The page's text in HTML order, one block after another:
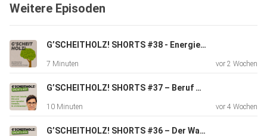
Politik
Interessen.
Auch die Biomassebranche steht im Zentrum solcher
Auseinandersetzungen.
Weitere Episoden
G’SCHEITHOLZ! SHORTS #38 - Energieautarke Bauernhöfe mit Biodiesel & Agri-PV: Kann das funktionieren, Hr. Rathbauer?
7 Minuten vor 2 Wochen
G’SCHEITHOLZ! SHORTS #37 – Beruf mit Zukunft: Wie wird man eigentlich FörsterIn, Hr. DI Hintsteiner?
10 Minuten vor 4 Wochen
G’SCHEITHOLZ! SHORTS #36 – Der Wald, unser grüner Schatz: wer sorgt für seinen Schutz, Frau DI Moser?